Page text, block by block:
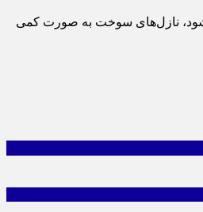
نازل‌های سوخت به صورت کمی